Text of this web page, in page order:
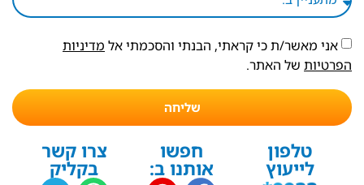
אני מאשר/ת כי קראתי, הבנתי והסכמתי אל מדיניות
הפרטיות של האתר.
שליחה
טלפון
לייעוץ
חפשו
אותנו ב:
צרו קשר
בקליק